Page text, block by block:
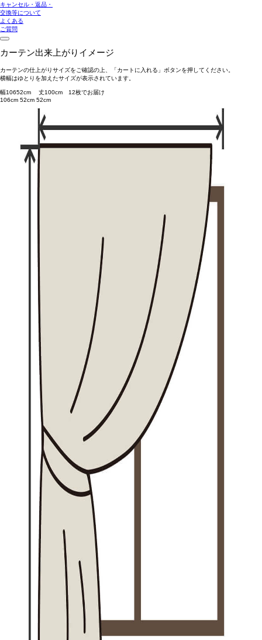
キャンセル・返品・
交換等について
よくある
ご質問
カーテン出来上がりイメージ
カーテンの仕上がりサイズをご確認の上、「カートに入れる」ボタンを押してください。
横幅はゆとりを加えたサイズが表示されています。
幅10652cm 丈100cm 12枚でお届け
106cm 52cm 52cm